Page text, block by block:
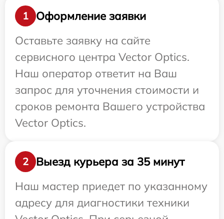
1
Оформление заявки
Оставьте заявку на сайте
сервисного центра Vector Optics.
Наш оператор ответит на Ваш
запрос для уточнения стоимости и
сроков ремонта Вашего устройства
Vector Optics.
2
Выезд курьера за 35 минут
Наш мастер приедет по указанному
адресу для диагностики техники